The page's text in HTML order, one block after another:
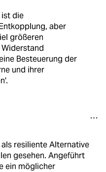
ist die
aber
größeren
Besteuerung der
und ihrer
resiliente Alternative
gesehen. Angeführt
ein möglicher